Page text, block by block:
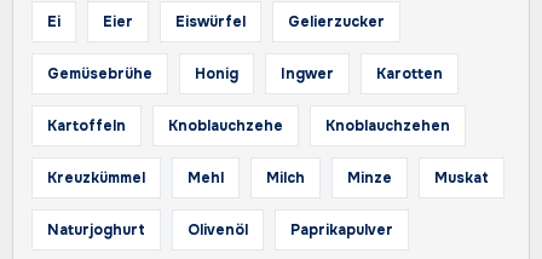
Ei Eier Eiswürfel Gelierzucker
Gemüsebrühe Honig Ingwer Karotten
Kartoffeln Knoblauchzehe Knoblauchzehen
Kreuzkümmel Mehl Milch Minze Muskat
Naturjoghurt Olivenöl Paprikapulver